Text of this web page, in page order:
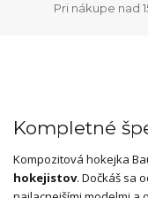
Pri nákupe nad
Kompletné
Kompozitová hokejka
hokejistov. Dočkáš sa